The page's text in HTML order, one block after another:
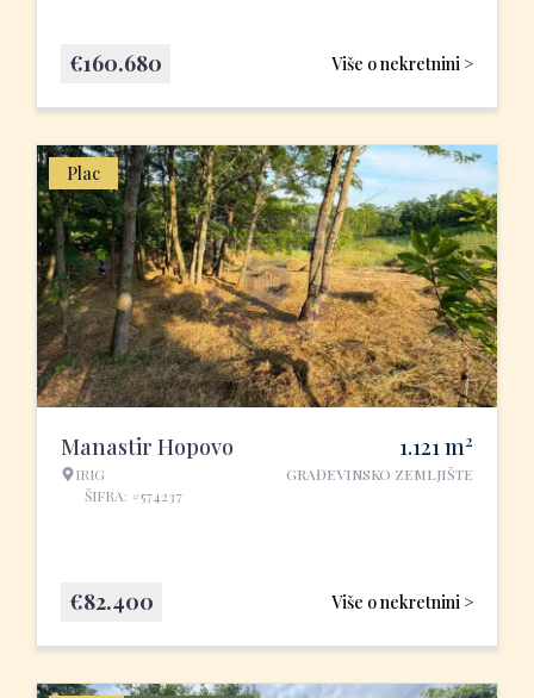
Više o nekretnini >
€160.680
Plac
Manastir Hopovo
IRIG
ŠIFRA: #574237
1.121m2
GRAĐEVINSKO ZEMLJIŠTE
Više o nekretnini >
€82.400